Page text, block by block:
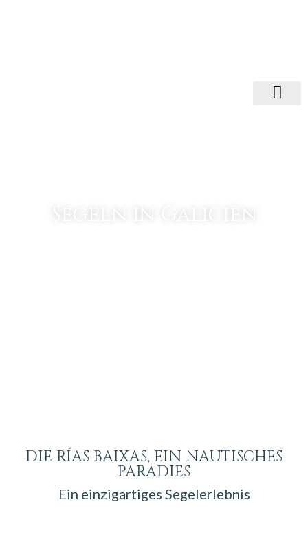
DIE RÍAS BAIXAS, EIN NAUTISCHES
PARADIES
Ein einzigartiges Segelerlebnis